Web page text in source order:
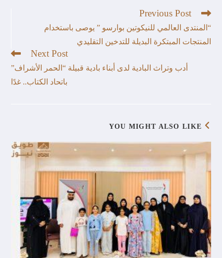
Previous Post
“المنتدى العالمي للنيكوتين بوارسو ” يوصى باستخدام
المنتجات المبتكرة البديلة للتدخين التقليدي
Next Post
أدب وتراث البادية لدى أبناء بادية قبيلة “الحمر الأشراف”
باتحاد الكتاب.. غدًا
YOU MIGHT ALSO LIKE